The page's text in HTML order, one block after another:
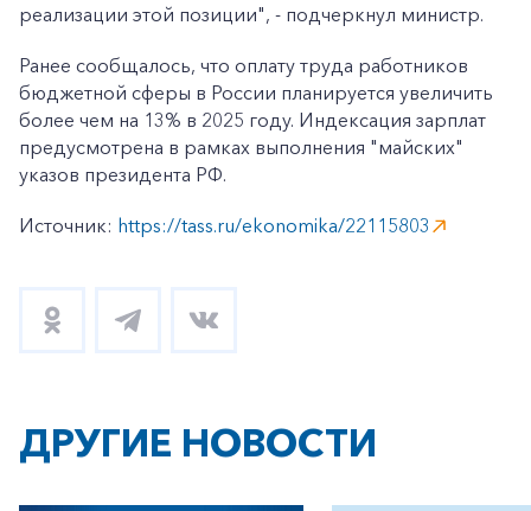
реализации этой позиции", - подчеркнул министр.
Ранее сообщалось, что оплату труда работников
бюджетной сферы в России планируется увеличить
более чем на 13% в 2025 году. Индексация зарплат
предусмотрена в рамках выполнения "майских"
указов президента РФ.
Источник: https://tass.ru/ekonomika/22115803
ДРУГИЕ НОВОСТИ